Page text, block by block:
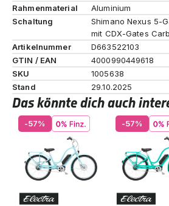
Rahmenmaterial
Aluminium
Schaltung
Shimano Nexus 5-
mit CDX-Gates
Artikelnummer
D663522103
GTIN / EAN
4000990449618
SKU
1005638
Stand
29.10.2025
Das könnte dich auch
-57% -57%